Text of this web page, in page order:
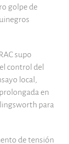
golpe de
supo
control del
local,
en
para
de tensión